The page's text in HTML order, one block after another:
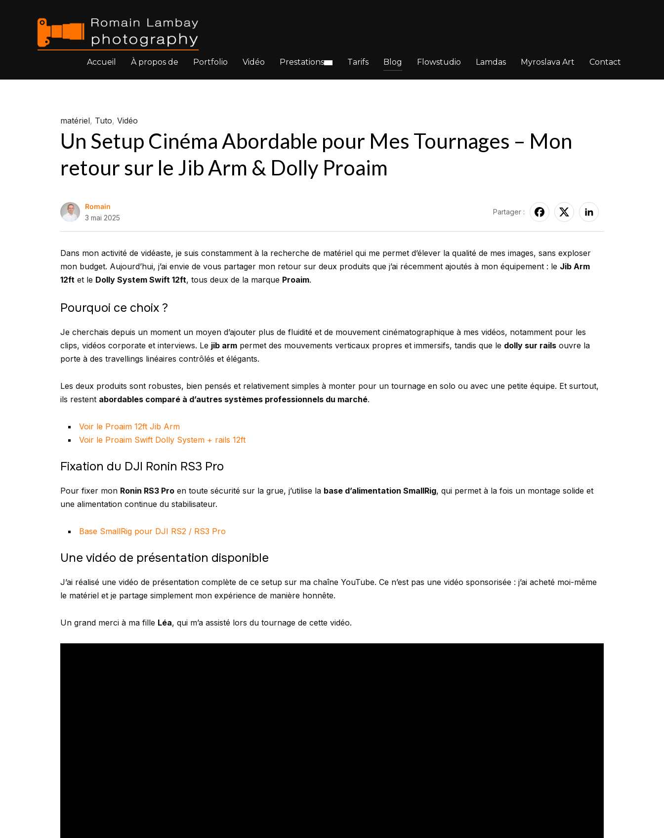
Accueil À propos de Portfolio Vidéo Prestations Tarifs Blog Flowstudio Lamdas Myroslava Art Contact
matériel, Tuto, Vidéo
Un Setup Cinéma Abordable pour Mes Tournages – Mon
retour sur le Jib Arm & Dolly Proaim
Romain
3 mai 2025
Partager :
Dans mon activité de vidéaste, je suis constamment à la recherche de matériel qui me permet d’élever la qualité de mes images, sans exploser
mon budget. Aujourd’hui, j’ai envie de vous partager mon retour sur deux produits que j’ai récemment ajoutés à mon équipement : le Jib Arm
12ft et le Dolly System Swift 12ft, tous deux de la marque Proaim.
Pourquoi ce choix ?
Je cherchais depuis un moment un moyen d’ajouter plus de fluidité et de mouvement cinématographique à mes vidéos, notamment pour les
clips, vidéos corporate et interviews. Le jib arm permet des mouvements verticaux propres et immersifs, tandis que le dolly sur rails ouvre la
porte à des travellings linéaires contrôlés et élégants.
Les deux produits sont robustes, bien pensés et relativement simples à monter pour un tournage en solo ou avec une petite équipe. Et surtout,
ils restent abordables comparé à d’autres systèmes professionnels du marché.
Voir le Proaim 12ft Jib Arm
Voir le Proaim Swift Dolly System + rails 12ft
Fixation du DJI Ronin RS3 Pro
Pour fixer mon Ronin RS3 Pro en toute sécurité sur la grue, j’utilise la base d’alimentation SmallRig, qui permet à la fois un montage solide et
une alimentation continue du stabilisateur.
Base SmallRig pour DJI RS2 / RS3 Pro
Une vidéo de présentation disponible
J’ai réalisé une vidéo de présentation complète de ce setup sur ma chaîne YouTube. Ce n’est pas une vidéo sponsorisée : j’ai acheté moi-même
le matériel et je partage simplement mon expérience de manière honnête.
Un grand merci à ma fille Léa, qui m’a assisté lors du tournage de cette vidéo.